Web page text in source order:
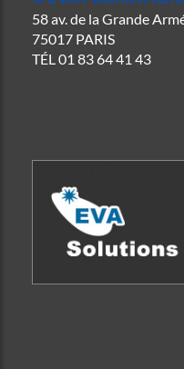
58 av. de la Grande
75017 PARIS
TÉL01 83 64 41 43